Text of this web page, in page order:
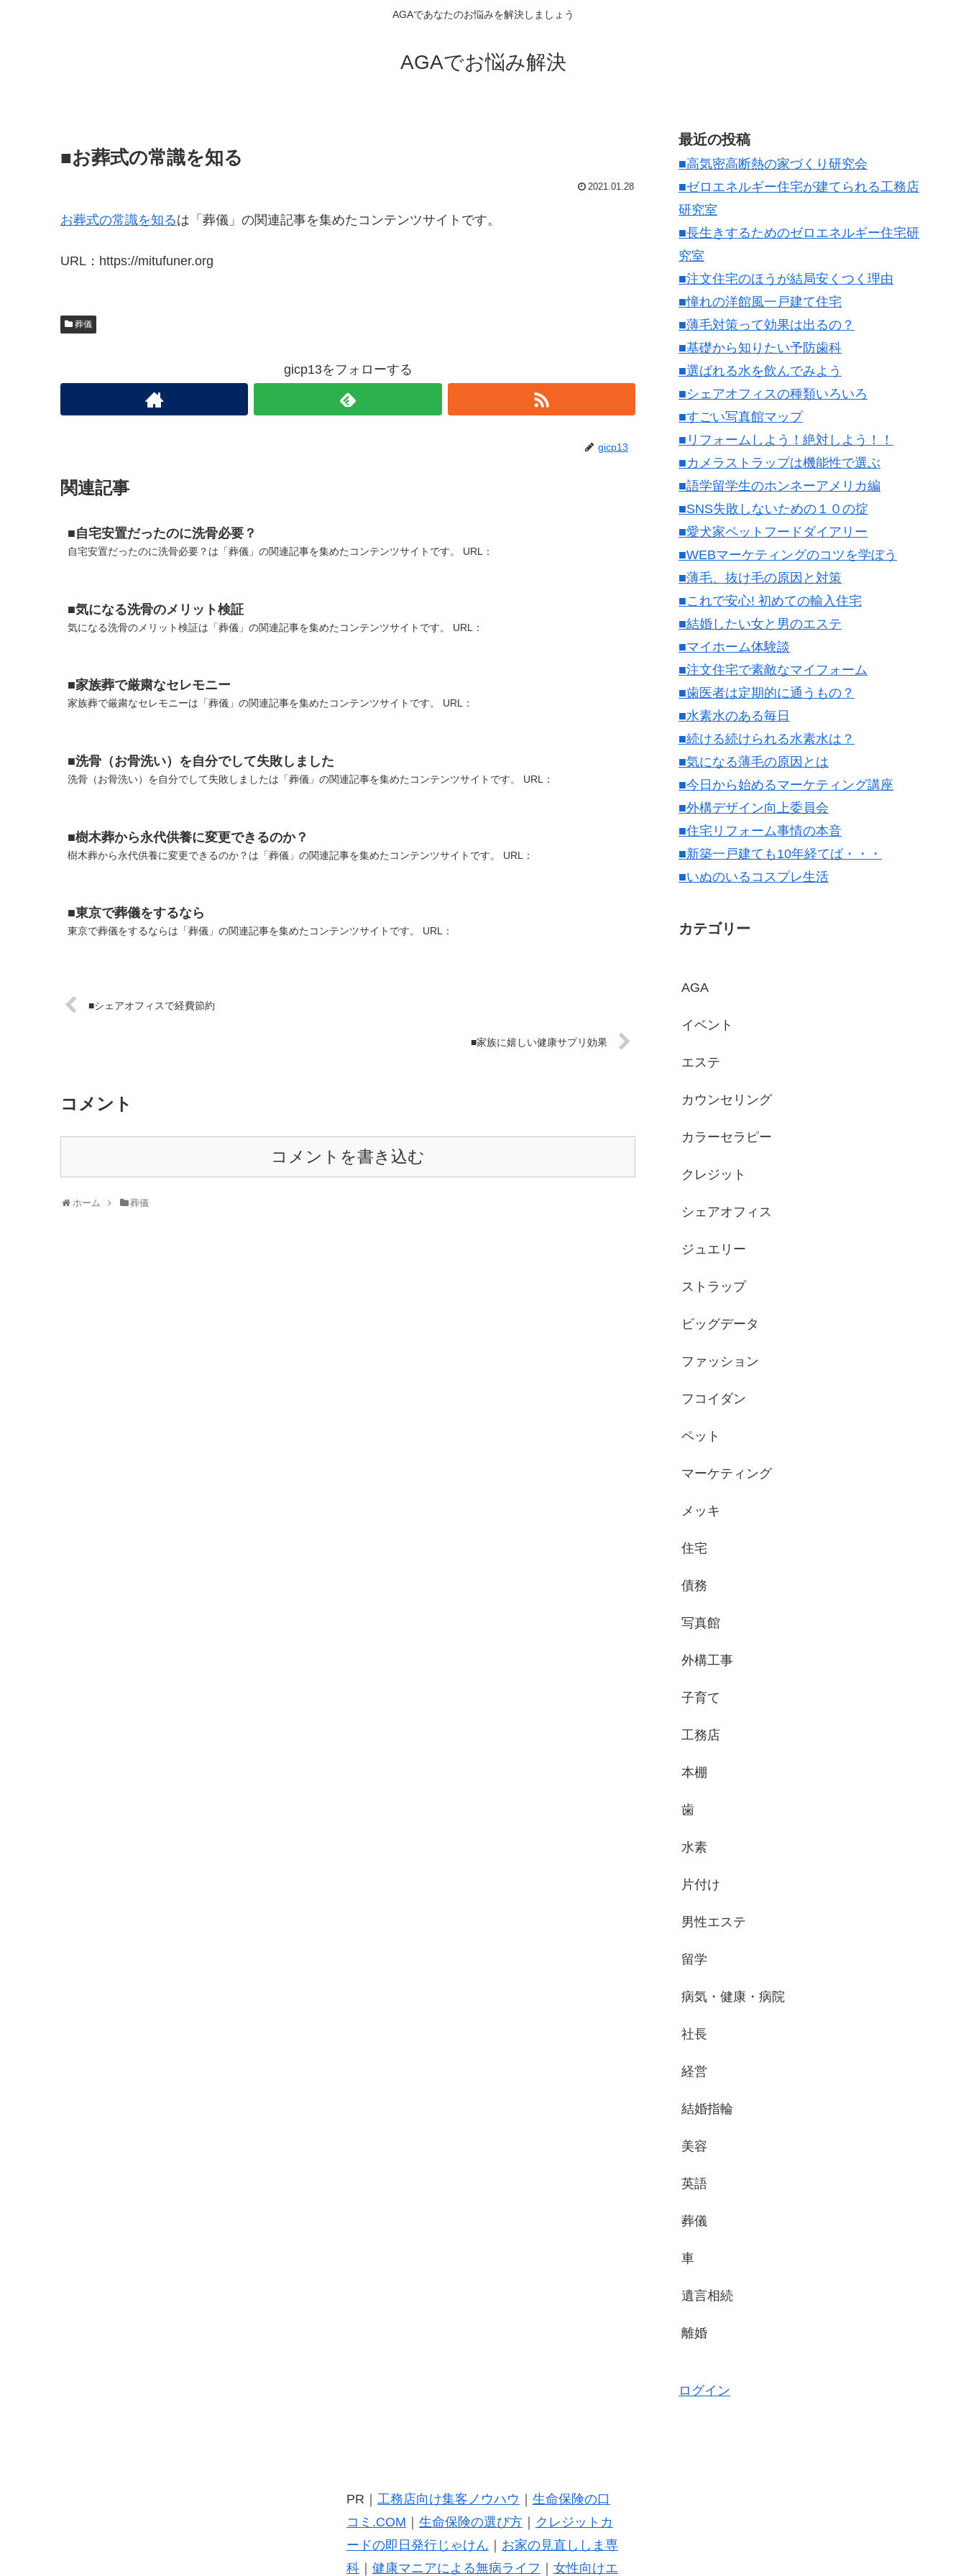
AGAであなたのお悩みを解決しましょう
AGAでお悩み解決
■お葬式の常識を知る
2021.01.28
お葬式の常識を知るは「葬儀」の関連記事を集めたコンテンツサイトです。
URL：https://mitufuner.org
葬儀
gicp13をフォローする
gicp13
関連記事
■自宅安置だったのに洗骨必要？
自宅安置だったのに洗骨必要？は「葬儀」の関連記事を集めたコンテンツサイトです。 URL：
■気になる洗骨のメリット検証
気になる洗骨のメリット検証は「葬儀」の関連記事を集めたコンテンツサイトです。 URL：
■家族葬で厳粛なセレモニー
家族葬で厳粛なセレモニーは「葬儀」の関連記事を集めたコンテンツサイトです。 URL：
■洗骨（お骨洗い）を自分でして失敗しました
洗骨（お骨洗い）を自分でして失敗しましたは「葬儀」の関連記事を集めたコンテンツサイトです。 URL：
■樹木葬から永代供養に変更できるのか？
樹木葬から永代供養に変更できるのか？は「葬儀」の関連記事を集めたコンテンツサイトです。 URL：
■東京で葬儀をするなら
東京で葬儀をするならは「葬儀」の関連記事を集めたコンテンツサイトです。 URL：
■シェアオフィスで経費節約
■家族に嬉しい健康サプリ効果
コメント
コメントを書き込む
ホーム 葬儀
最近の投稿
■高気密高断熱の家づくり研究会
■ゼロエネルギー住宅が建てられる工務店
研究室
■長生きするためのゼロエネルギー住宅研
究室
■注文住宅のほうが結局安くつく理由
■憧れの洋館風一戸建て住宅
■薄毛対策って効果は出るの？
■基礎から知りたい予防歯科
■選ばれる水を飲んでみよう
■シェアオフィスの種類いろいろ
■すごい写真館マップ
■リフォームしよう！絶対しよう！！
■カメラストラップは機能性で選ぶ
■語学留学生のホンネーアメリカ編
■SNS失敗しないための１０の掟
■愛犬家ペットフードダイアリー
■WEBマーケティングのコツを学ぼう
■薄毛、抜け毛の原因と対策
■これで安心! 初めての輸入住宅
■結婚したい女と男のエステ
■マイホーム体験談
■注文住宅で素敵なマイフォーム
■歯医者は定期的に通うもの？
■水素水のある毎日
■続ける続けられる水素水は？
■気になる薄毛の原因とは
■今日から始めるマーケティング講座
■外構デザイン向上委員会
■住宅リフォーム事情の本音
■新築一戸建ても10年経てば・・・
■いぬのいるコスプレ生活
カテゴリー
AGA
イベント
エステ
カウンセリング
カラーセラピー
クレジット
シェアオフィス
ジュエリー
ストラップ
ビッグデータ
ファッション
フコイダン
ペット
マーケティング
メッキ
住宅
債務
写真館
外構工事
子育て
工務店
本棚
歯
水素
片付け
男性エステ
留学
病気・健康・病院
社長
経営
結婚指輪
美容
英語
葬儀
車
遺言相続
離婚
ログイン
PR｜ 工務店向け集客ノウハウ
生命保険の口
コミ.COM
生命保険の選び方｜
クレジットカ
ードの即日発行じゃけん
お家の見直ししま専
科｜ 健康マニアによる無病ライフ 女性向けエ